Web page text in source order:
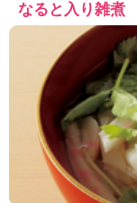
なると入り雑煮